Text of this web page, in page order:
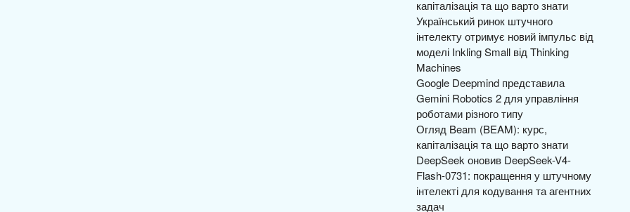
капіталізація та що варто знати
Український ринок штучного
інтелекту отримує новий імпульс від
моделі Inkling Small від Thinking
Machines
Google Deepmind представила
Gemini Robotics 2 для управління
роботами різного типу
Огляд Beam (BEAM): курс,
капіталізація та що варто знати
DeepSeek оновив DeepSeek-V4-
Flash-0731: покращення у штучному
інтелекті для кодування та агентних
задач